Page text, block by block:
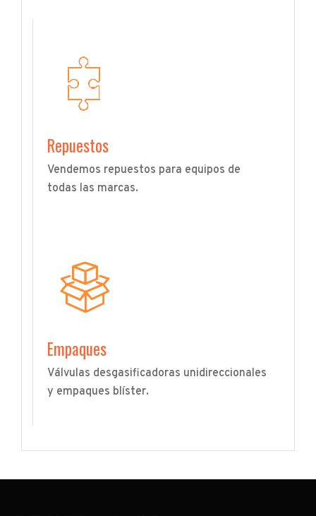
Repuestos
Vendemos repuestos para equipos de
todas las marcas.
Empaques
Válvulas desgasificadoras unidireccionales
y empaques blíster.